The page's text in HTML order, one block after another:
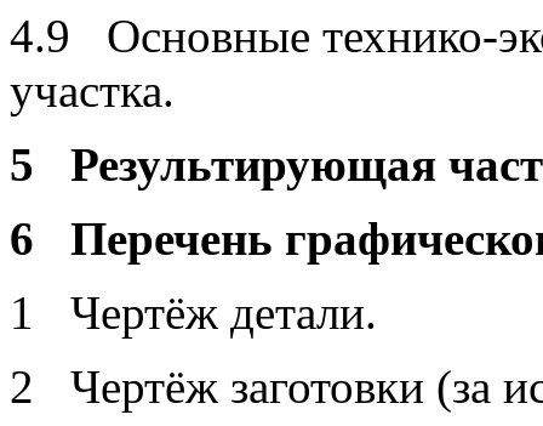
4.9 Основные технико-
участка.
5 Результирующая
6 Перечень
1 Чертёж детали.
2 Чертёж заготовки (за